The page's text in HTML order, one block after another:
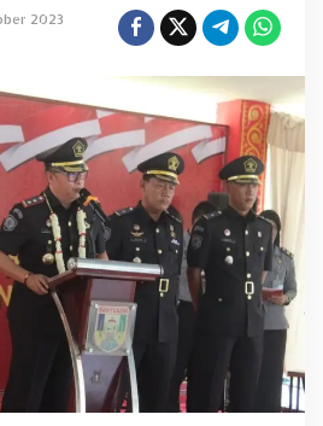
n
s
t
a
s
D
a
n
U
c
a
n
K
2023